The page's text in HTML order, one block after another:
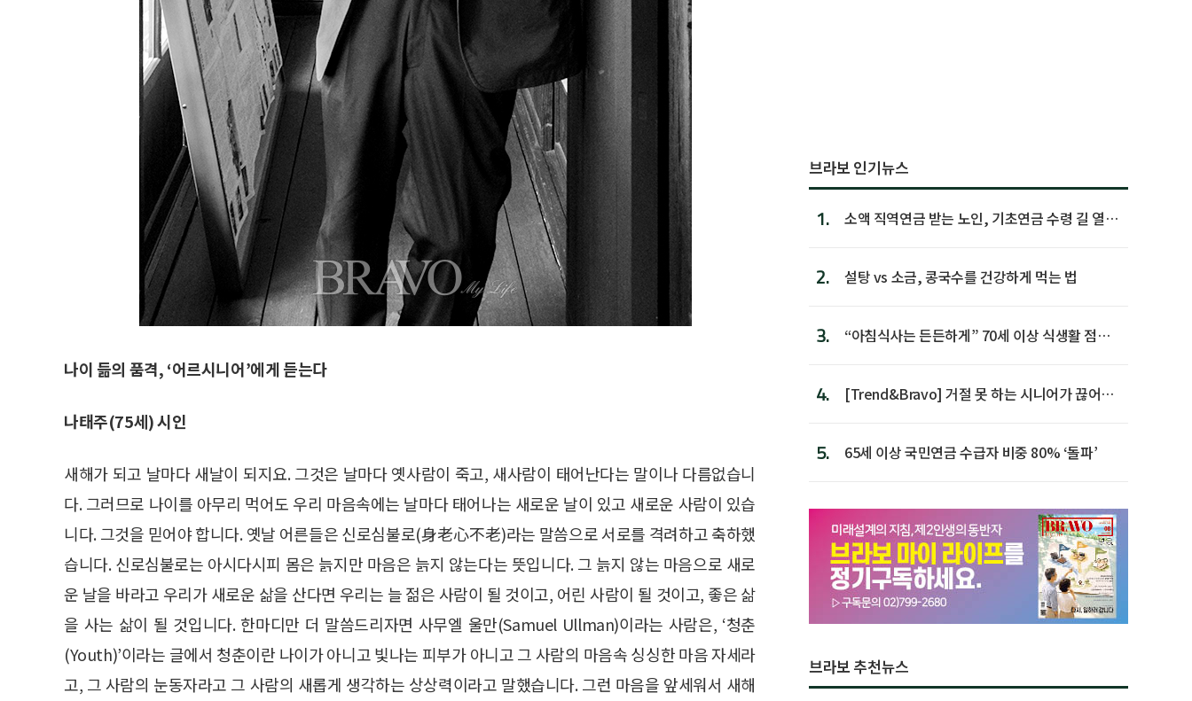
나이 듦의 품격, ‘어르시니어’에게 듣는다
나태주(75세) 시인
새해가 되고 날마다 새날이 되지요. 그것은 날마다 옛사람이 죽고, 새사람이 태어난다는 말이나 다름없습니
다. 그러므로 나이를 아무리 먹어도 우리 마음속에는 날마다 태어나는 새로운 날이 있고 새로운 사람이 있습
니다. 그것을 믿어야 합니다. 옛날 어른들은 신로심불로(身老心不老)라는 말씀으로 서로를 격려하고 축하했
습니다. 신로심불로는 아시다시피 몸은 늙지만 마음은 늙지 않는다는 뜻입니다. 그 늙지 않는 마음으로 새로
운 날을 바라고 우리가 새로운 삶을 산다면 우리는 늘 젊은 사람이 될 것이고, 어린 사람이 될 것이고, 좋은 삶
을 사는 삶이 될 것입니다. 한마디만 더 말씀드리자면 사무엘 울만(Samuel Ullman)이라는 사람은, ‘청춘
(Youth)’이라는 글에서 청춘이란 나이가 아니고 빛나는 피부가 아니고 그 사람의 마음속 싱싱한 마음 자세라
고, 그 사람의 눈동자라고 그 사람의 새롭게 생각하는 상상력이라고 말했습니다. 그런 마음을 앞세워서 새해
브라보 인기뉴스
1.
소액 직역연금 받는 노인, 기초연금 수령 길 열린
2. 설탕 vs 소금, 콩국수를 건강하게 먹는 법
3.
“아침식사는 든든하게” 70세 이상 식생활 점수
4.
[Trend&Bravo] 거절 못 하는 시니어가 끊어야
5. 65세 이상 국민연금 수급자 비중 80% ‘돌파’
브라보 추천뉴스